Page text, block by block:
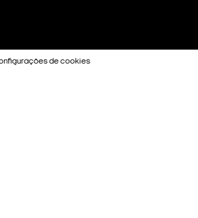
de cookies